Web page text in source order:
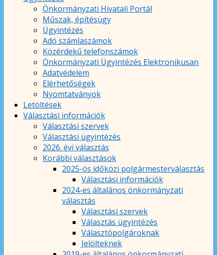
Önkormányzati Hivatali Portál
Műszak, építésügy
Ügyintézés
Adó számlaszámok
Közérdekű telefonszámok
Önkormányzati Ügyintézés Elektronikusan
Adatvédelem
Elérhetőségek
Nyomtatványok
Letöltések
Választási információk
Választási szervek
Választási ügyintézés
2026. évi választás
Korábbi választások
2025-ös időközi polgármesterválasztás
Választási információk
2024-es általános önkormányzati
választás
Választási szervek
Választás ügyintézés
Választópolgároknak
Jelölteknek